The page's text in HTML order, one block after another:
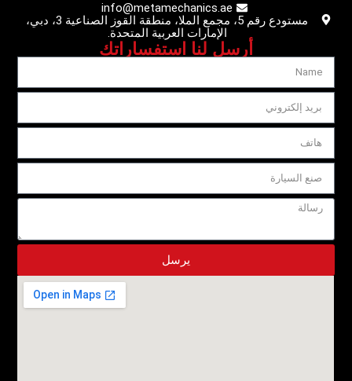
info@metamechanics.ae
مستودع رقم 5، مجمع الملا، منطقة القوز الصناعية 3، دبي،
الإمارات العربية المتحدة.
أرسل لنا استفساراتك
يرسل